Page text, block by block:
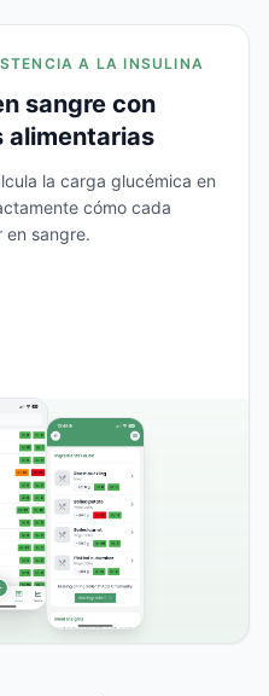
A LA INSULINA
sangre con
alimentarias
la carga glucémica en
cómo cada
sangre.